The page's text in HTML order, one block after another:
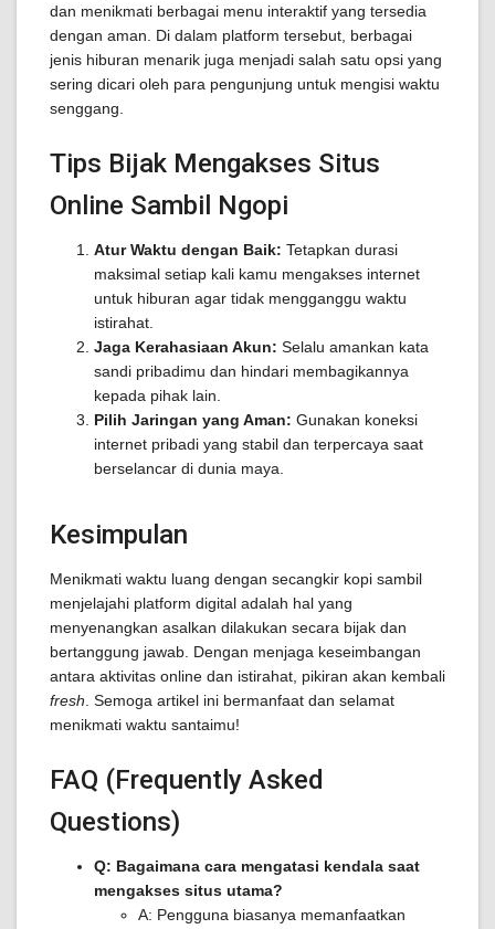
dan menikmati berbagai menu interaktif yang tersedia
dengan aman. Di dalam platform tersebut, berbagai
jenis hiburan menarik juga menjadi salah satu opsi yang
sering dicari oleh para pengunjung untuk mengisi waktu
senggang.
Tips Bijak Mengakses Situs
Online Sambil Ngopi
Atur Waktu dengan Baik: Tetapkan durasi
maksimal setiap kali kamu mengakses internet
untuk hiburan agar tidak mengganggu waktu
istirahat.
Jaga Kerahasiaan Akun: Selalu amankan kata
sandi pribadimu dan hindari membagikannya
kepada pihak lain.
Pilih Jaringan yang Aman: Gunakan koneksi
internet pribadi yang stabil dan terpercaya saat
berselancar di dunia maya.
Kesimpulan
Menikmati waktu luang dengan secangkir kopi sambil
menjelajahi platform digital adalah hal yang
menyenangkan asalkan dilakukan secara bijak dan
bertanggung jawab. Dengan menjaga keseimbangan
antara aktivitas online dan istirahat, pikiran akan kembali
fresh . Semoga artikel ini bermanfaat dan selamat
menikmati waktu santaimu!
FAQ (Frequently Asked
Questions)
Q: Bagaimana cara mengatasi kendala saat
mengakses situs utama?
A: Pengguna biasanya memanfaatkan